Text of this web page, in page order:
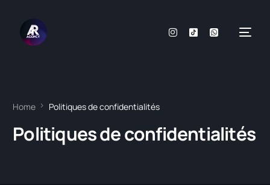
Home Politiques de confidentialités
Politiques de confidentialités